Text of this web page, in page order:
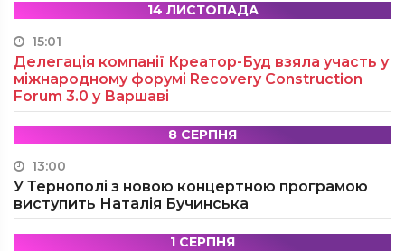
14 ЛИСТОПАДА
15:01
Делегація компанії Креатор-Буд взяла участь у
міжнародному форумі Recovery Construction
Forum 3.0 у Варшаві
8 СЕРПНЯ
13:00
У Тернополі з новою концертною програмою
виступить Наталія Бучинська
1 СЕРПНЯ